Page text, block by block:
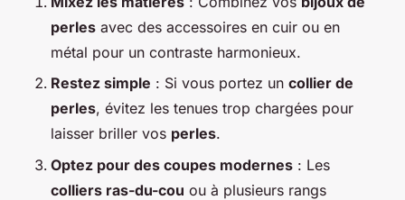
perles avec des accessoires en cuir ou en
métal pour un contraste harmonieux.
Restez simple : Si vous portez un collier de
perles, évitez les tenues trop chargées pour
laisser briller vos perles.
Optez pour des coupes modernes : Les
colliers ras-du-cou ou à plusieurs rangs